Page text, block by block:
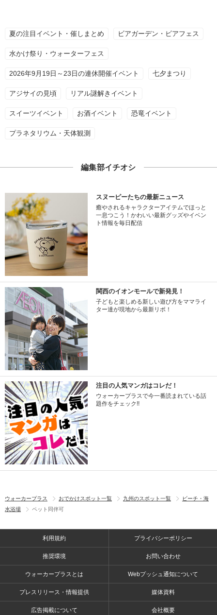
夏の注目イベント・催しまとめ ビアガーデン・ビアフェス
水かけ祭り・ウォーターフェス
2026年9月19日～23日の連休開催イベント 七夕まつり
アジサイの見頃 リアル謎解きイベント
スイーツイベント お酒イベント 恐竜イベント
プラネタリウム・天体観測
編集部イチオシ
スヌーピーたちの最新ニュース
癒やされるキャラクターアイテムでほっと
一息つこう！かわいい最新グッズやイベン
ト情報を毎日配信
関西のイオンモールで新発見！
子どもと楽しめる新しい遊び方をママライ
ター達が現地から最新リポ！
注目の人気マンガはコレだ！
ウォーカープラスで今一番読まれている話
題作をチェック!!
ウォーカープラス おでかけスポット一覧 九州のスポット一覧
ビーチ・海
水浴場
ペット同伴可
利用規約 プライバシーポリシー
推奨環境 お問い合わせ
ウォーカープラスとは Webプッシュ通知について
プレスリリース・情報提供 媒体資料
広告掲載について 会社概要